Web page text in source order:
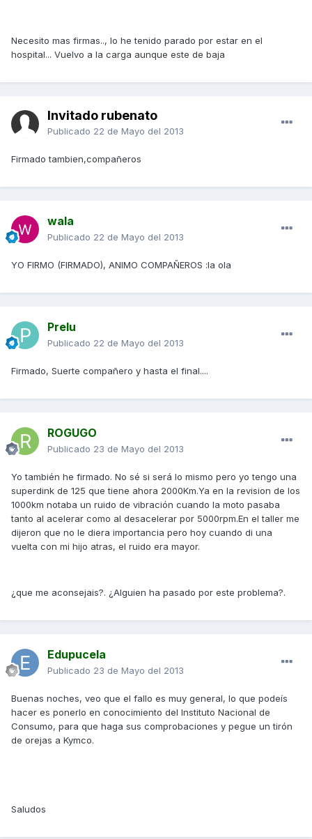
Necesito mas firmas.., lo he tenido parado por estar en el
hospital... Vuelvo a la carga aunque este de baja
Invitado rubenato
Publicado 22 de Mayo del 2013
Firmado tambien,compañeros
wala
Publicado 22 de Mayo del 2013
YO FIRMO (FIRMADO), ANIMO COMPAÑEROS :la ola
Prelu
Publicado 22 de Mayo del 2013
Firmado, Suerte compañero y hasta el final....
ROGUGO
Publicado 23 de Mayo del 2013
Yo también he firmado. No sé si será lo mismo pero yo tengo una
superdink de 125 que tiene ahora 2000Km.Ya en la revision de los
1000km notaba un ruido de vibración cuando la moto pasaba
tanto al acelerar como al desacelerar por 5000rpm.En el taller me
dijeron que no le diera importancia pero hoy cuando di una
vuelta con mi hijo atras, el ruido era mayor.
¿que me aconsejais?. ¿Alguien ha pasado por este problema?.
Edupucela
Publicado 23 de Mayo del 2013
Buenas noches, veo que el fallo es muy general, lo que podeís
hacer es ponerlo en conocimiento del Instituto Nacional de
Consumo, para que haga sus comprobaciones y pegue un tirón
de orejas a Kymco.
Saludos